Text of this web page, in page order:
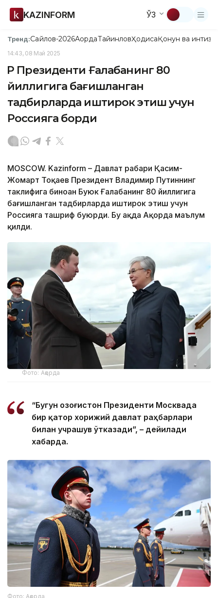
KAZINFORM ЎЗ
Тренд:Сайлов-2026АқордаТайинловҲодисаҚонун ва
14:43, 08 Май 2025
ҚР Президенти Ғалабанинг 80
йиллигига бағишланган
тадбирларда иштирок этиш учун
Россияга борди
MOSCOW. Kazinform – Давлат раҳбари Қасим-
Жомарт Тоқаев Президент Владимир Путиннинг
таклифига биноан Буюк Ғалабанинг 80 йиллигига
бағишланган тадбирларда иштирок этиш учун
Россияга ташриф буюрди. Бу ҳақда Ақорда маълум
қилди.
Фото: Ақорда
“Бугун Қозоғистон Президенти Москвада
бир қатор хорижий давлат раҳбарлари
билан учрашув ўтказади”, – дейилади
хабарда.
Фото: Ақорда